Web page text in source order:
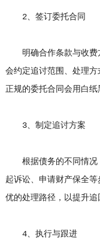
2、签订委托合同
明确合作条款与收费
会约定追讨范围、处理方
正规的委托合同会用白纸
3、制定追讨方案
根据债务的不同情况
起诉讼、申请财产保全
优的处理路径，以提升追
4、执行与跟进